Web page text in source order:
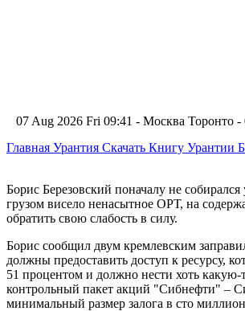
07 Aug 2026 Fri 09:41 - Москва Торонто
Главная Урантия Скачать Книгу Урантии
Борис Березовский поначалу не
грузом висело ненасытное ОРТ, на
обратить свою слабость в силу.
Борис сообщил двум кремлевским
должны предоставить доступ к ресурсу,
51 процентом и должно нести хоть какую-
контрольный пакет акций "Сибнефти" –
минимальный размер залога в сто